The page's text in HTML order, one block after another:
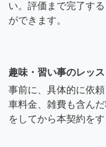
い。評価まで完了す
ができます。
趣味・習い事のレッ
事前に、具体的に依
車料金、雑費も含ん
をしてから本契約を